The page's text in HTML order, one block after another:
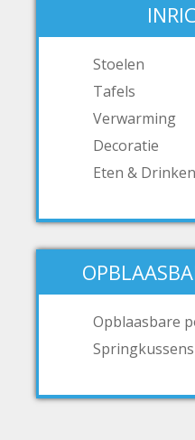
Stoelen
Tafels
Verwarming
Decoratie
Eten & Drinken
Opblaasbare
Springkussens